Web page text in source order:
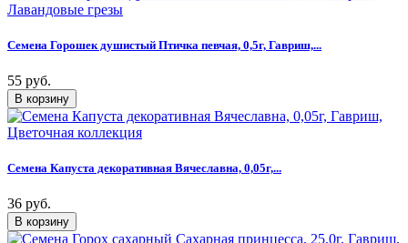
Семена Горошек душистый Птичка певчая, 0,5г, Гавриш,...
55 руб.
Семена Капуста декоративная Вячеславна, 0,05г,...
36 руб.